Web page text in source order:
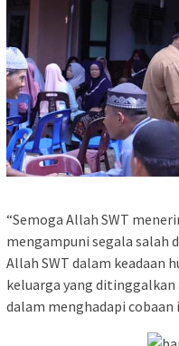
“Semoga Allah SWT
mengampuni segala salah
Allah SWT dalam keadaan
keluarga yang
dalam menghadapi cobaan